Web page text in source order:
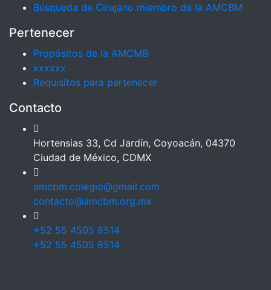
Búsqueda de Cirujano miembro de la AMCBM
Pertenecer
Propósitos de la AMCMB
xxxxxx
Requisitos para pertenecer
Contacto
Hortensias 33, Cd Jardín, Coyoacán, 04370
Ciudad de México, CDMX
amcbm.colegio@gmail.com
contacto@amcbm.org.mx
+52 55 4505 8514
+52 55 4505 8514